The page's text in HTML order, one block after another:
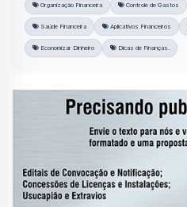
Organização Financeira Controle de Gastos
Saúde Financeira Aplicativos Financeiros
Economizar Dinheiro Dicas de Finanças.